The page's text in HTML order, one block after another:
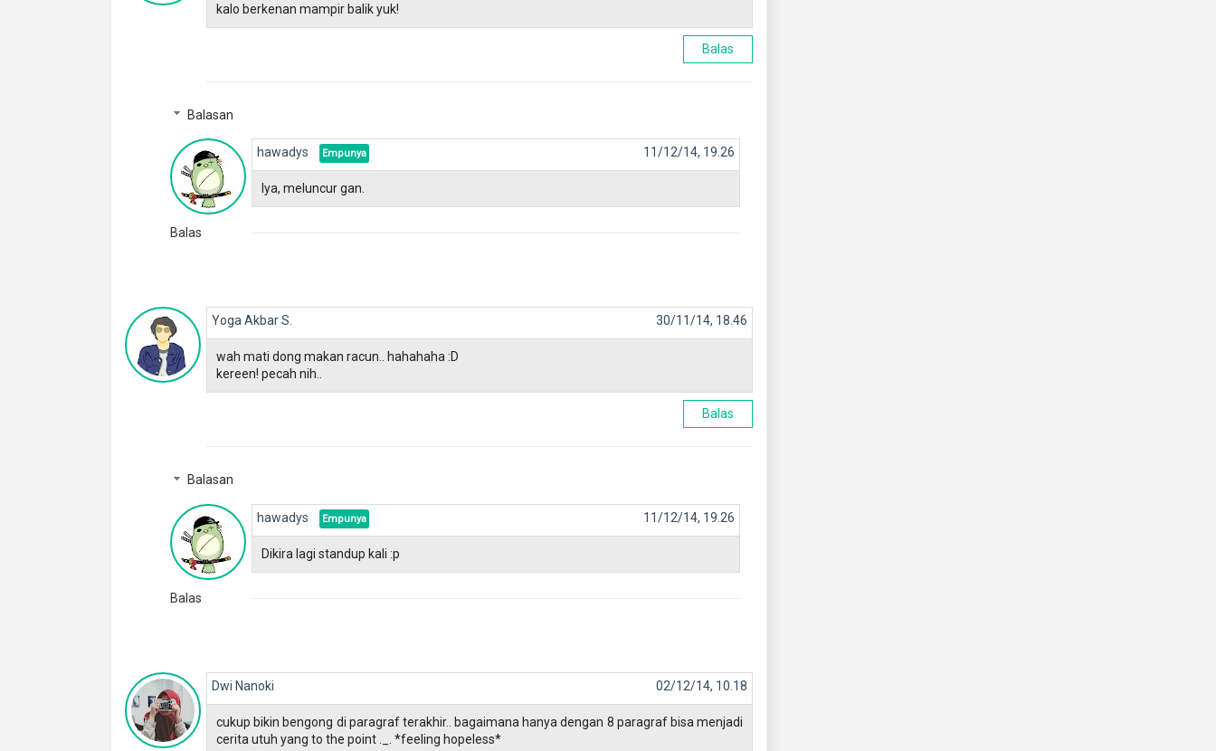
kalo berkenan mampir balik yuk!
Balas
Balasan
hawadys 11/12/14, 19.26
Iya, meluncur gan.
Balas
Yoga Akbar S. 30/11/14, 18.46
wah mati dong makan racun.. hahahaha :D
kereen! pecah nih..
Balas
Balasan
hawadys 11/12/14, 19.26
Dikira lagi standup kali :p
Balas
Dwi Nanoki 02/12/14, 10.18
cukup bikin bengong di paragraf terakhir.. bagaimana hanya dengan 8 paragraf bisa menjadi
cerita utuh yang to the point ._. *feeling hopeless*